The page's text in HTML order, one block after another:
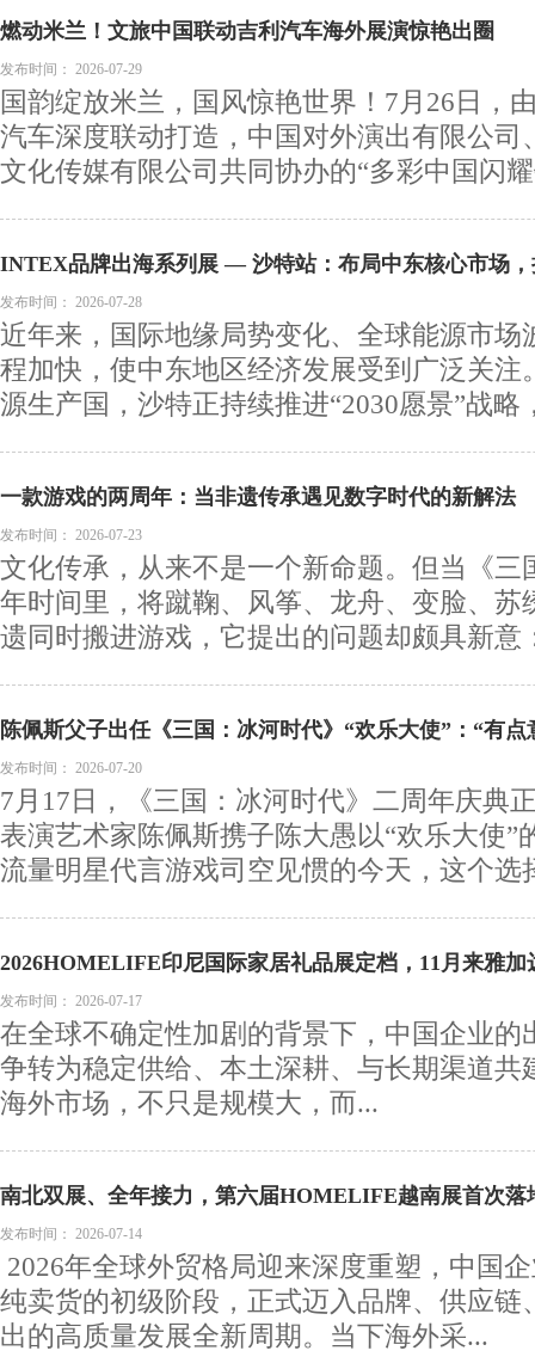
燃动米兰！文旅中国联动吉利汽车海外展演惊艳出圈
发布时间： 2026-07-29
国韵绽放米兰，国风惊艳世界！7月26日，
汽车深度联动打造，中国对外演出有限公司
文化传媒有限公司共同协办的“多彩中国闪
INTEX品牌出海系列展 — 沙特站：布局中东核心市场，
新空间
发布时间： 2026-07-28
近年来，国际地缘局势变化、全球能源市场
程加快，使中东地区经济发展受到广泛关注
源生产国，沙特正持续推进“2030愿景”战略
一款游戏的两周年：当非遗传承遇见数字时代的新解法
发布时间： 2026-07-23
文化传承，从来不是一个新命题。但当《三
年时间里，将蹴鞠、风筝、龙舟、变脸、苏
遗同时搬进游戏，它提出的问题却颇具新意
陈佩斯父子出任《三国：冰河时代》“欢乐大使”：“有
发布时间： 2026-07-20
7月17日，《三国：冰河时代》二周年庆典
表演艺术家陈佩斯携子陈大愚以“欢乐大使”
流量明星代言游戏司空见惯的今天，这个选
2026HOMELIFE印尼国际家居礼品展定档，11月来雅
场，从“价格博弈”迈向“价值深耕”！
发布时间： 2026-07-17
在全球不确定性加剧的背景下，中国企业的
争转为稳定供给、本土深耕、与长期渠道
海外市场，不只是规模大，而...
南北双展、全年接力，第六届HOMELIFE越南展首次落
居礼品万亿市场！
发布时间： 2026-07-14
2026年全球外贸格局迎来深度重塑，中国
纯卖货的初级阶段，正式迈入品牌、供应链
出的高质量发展全新周期。当下海外采...